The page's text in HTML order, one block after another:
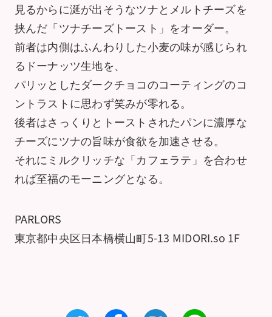
見るからに涎が出そうなツナとメルトチーズを
挟んだ「ツナチーズトースト」をオーダー。
前者は内側はふんわりした小麦の味が感じられ
るドーナッツ生地を、
パリッとしたダークチョコのコーティングのコ
ントラストに思わず笑みが零れる。
後者はさっくりとトーストされたパンに濃厚な
チーズにツナの旨味が食欲を加速させる。
それにミルクリッチな「カフェラテ」を合わせ
れば至福のモーニングとなる。
PARLORS
東京都中央区日本橋横山町5-13 MIDORI.so 1F